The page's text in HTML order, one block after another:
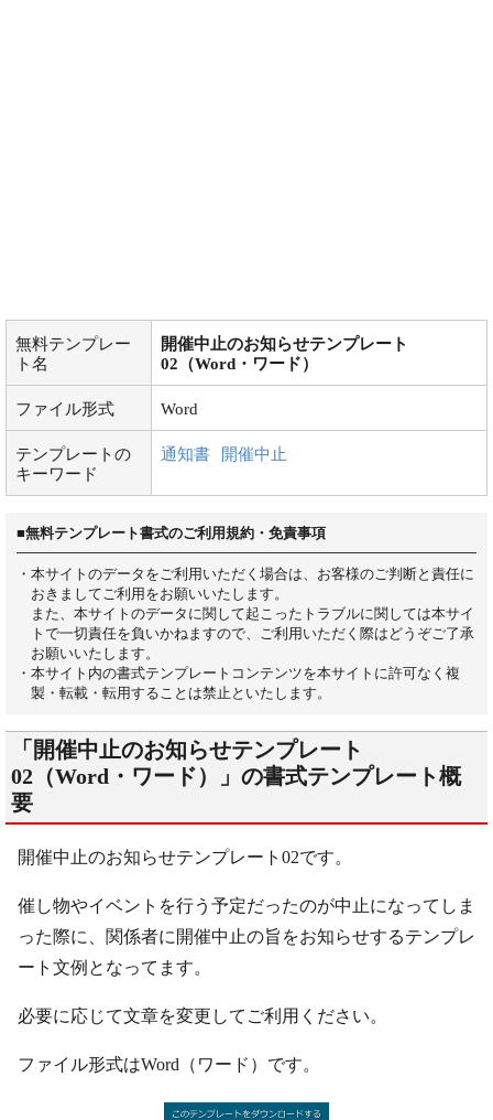
無料テンプレー
ト名
開催中止のお知らせテンプレート
02（Word・ワード）
ファイル形式 Word
テンプレートの
キーワード
通知書 開催中止
■無料テンプレート書式のご利用規約・免責事項
・本サイトのデータをご利用いただく場合は、お客様のご判断と責任に
おきましてご利用をお願いいたします。
また、本サイトのデータに関して起こったトラブルに関しては本サイ
トで一切責任を負いかねますので、ご利用いただく際はどうぞご了承
お願いいたします。
・本サイト内の書式テンプレートコンテンツを本サイトに許可なく複
製・転載・転用することは禁止といたします。
「開催中止のお知らせテンプレート
02（Word・ワード）」の書式テンプレート概
要
開催中止のお知らせテンプレート02です。
催し物やイベントを行う予定だったのが中止になってしま
った際に、関係者に開催中止の旨をお知らせするテンプレ
ート文例となってます。
必要に応じて文章を変更してご利用ください。
ファイル形式はWord（ワード）です。